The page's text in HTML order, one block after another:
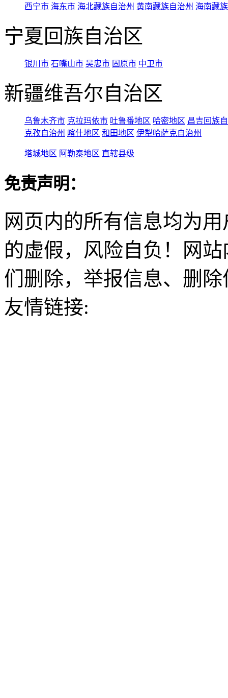
西宁市 海东市 海北藏族自治州 黄南藏族自治州 海南藏
宁夏回族自治区
银川市 石嘴山市 吴忠市 固原市 中卫市
新疆维吾尔自治区
乌鲁木齐市 克拉玛依市 吐鲁番地区 哈密地区 昌吉回族
克孜自治州 喀什地区 和田地区 伊犁哈萨克自治州
塔城地区 阿勒泰地区 直辖县级
免责声明：
网页内的所有信息均为
的虚假，风险自负！网
们删除，举报信息、删
友情链接: